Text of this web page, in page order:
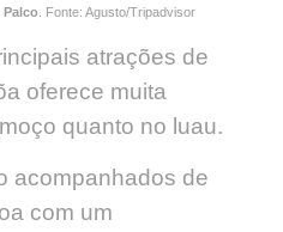
. Fonte: Agusto/Tripadvisor
atrações de
oferece muita
quanto no luau.
acompanhados de
com um